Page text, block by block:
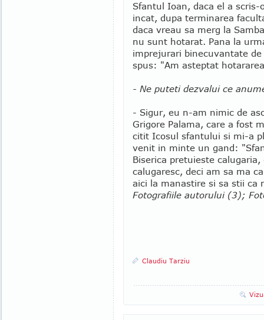
Sfantul Ioan, daca el a
incat, dupa terminarea
daca vreau sa merg la
nu sunt hotarat. Pana la
imprejurari binecuvantate
spus: "Am asteptat
- Ne puteti dezvalui ce
- Sigur, eu n-am nimic de
Grigore Palama, care a fost
citit Icosul sfantului si mi-a
venit in minte un gand:
Biserica pretuieste
calugaresc, deci am sa ma
aici la manastire si sa stii ca
Fotografiile autorului (3);
Claudiu Tarziu